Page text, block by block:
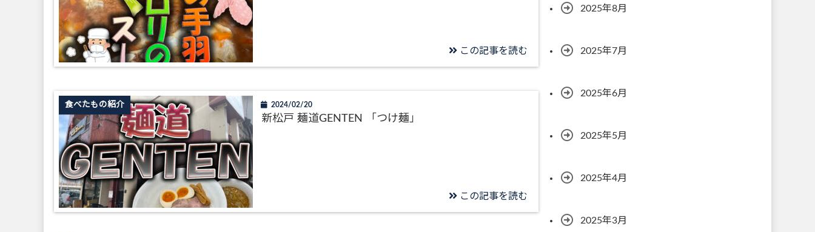
この記事を読む
食べたもの紹介 2024/02/20
新松戸 麺道GENTEN 「つけ麺」
この記事を読む
2025年8月
2025年7月
2025年6月
2025年5月
2025年4月
2025年3月